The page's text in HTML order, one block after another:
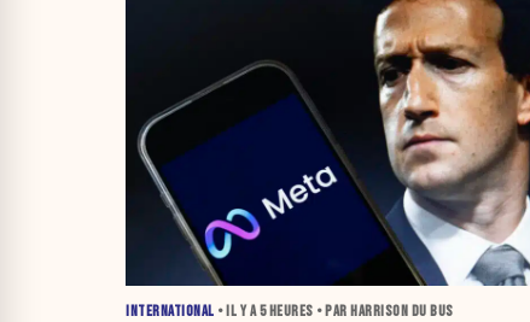
INTERNATIONAL • IL Y A5 HEURES • PAR HARRISON DU BUS